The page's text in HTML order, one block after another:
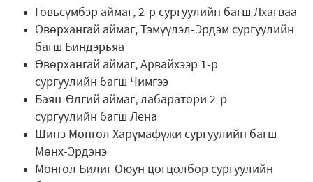
Говьсүмбэр аймаг, 2-р сургуулийн багш Лхагваа
Өвөрхангай аймаг, Тэмүүлэл-Эрдэм сургуулийн
багш Биндэрьяа
Өвөрхангай аймаг, Арвайхээр 1-р
сургуулийн багш Чимгээ
Баян-Өлгий аймаг, лабаратори 2-р
сургуулийн багш Лена
Шинэ Монгол Харүмафүжи сургуулийн багш
Мөнх-Эрдэнэ
Монгол Билиг Оюун цогцолбор сургуулийн